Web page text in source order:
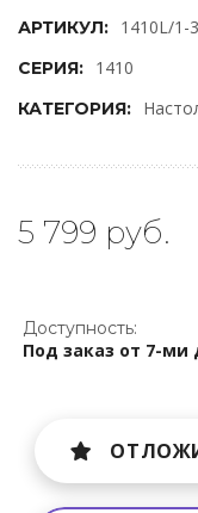
АРТИКУЛ: 1410L/1-
СЕРИЯ: 1410
КАТЕГОРИЯ:
5 799 руб.
Доступность:
Под заказ от 7-ми